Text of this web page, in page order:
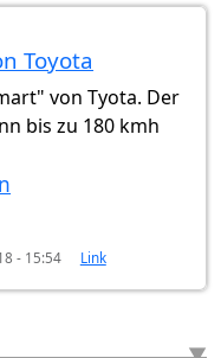
(nicht überprüft)
Toyota
von Tyota. Der
bis zu 180 kmh
- 15:54 Link